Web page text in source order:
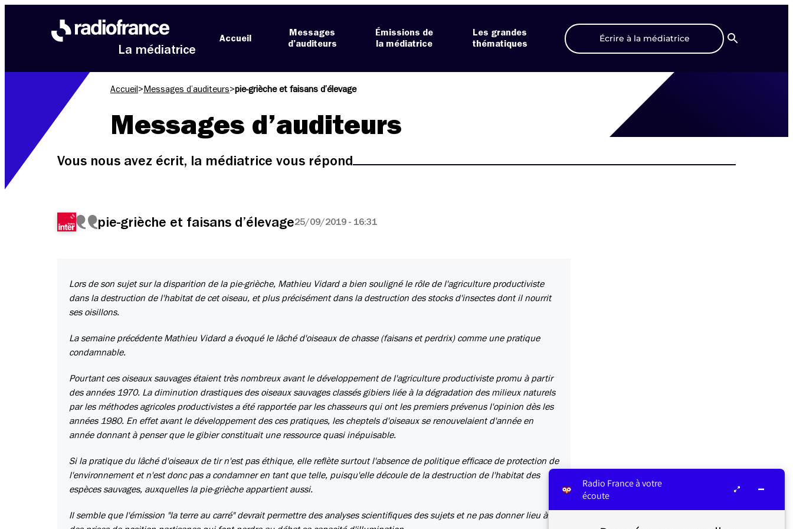
La médiatrice
Accueil
Messages
d’auditeurs
Émissions de
la médiatrice
Les grandes
thématiques
Écrire à la médiatrice
Recherche
Accueil > Messages d’auditeurs>pie-grièche et faisans d’élevage
Messages d’auditeurs
Vous nous avez écrit, la médiatrice vous répond
pie-grièche et faisans d’élevage25/09/2019 - 16:31
Lors de son sujet sur la disparition de la pie-grièche, Mathieu Vidard a bien souligné le rôle de l'agriculture productiviste
dans la destruction de l'habitat de cet oiseau, et plus précisément dans la destruction des stocks d'insectes dont il nourrit
ses oisillons.
La semaine précédente Mathieu Vidard a évoqué le lâché d'oiseaux de chasse (faisans et perdrix) comme une pratique
condamnable.
Pourtant ces oiseaux sauvages étaient très nombreux avant le développement de l'agriculture productiviste promu à partir
des années 1970. La diminution drastiques des oiseaux sauvages classés gibiers liée à la dégradation des milieux naturels
par les méthodes agricoles productivistes a été rapportée par les chasseurs qui ont les premiers prévenus l'opinion dès les
années 1980. En effet avant le développement des ces pratiques, les cheptels d'oiseaux se renouvelaient d'année en
année donnant à penser que le gibier constituait une ressource quasi inépuisable.
Si la pratique du lâché d'oiseaux de tir n'est pas éthique, elle reflète surtout l'absence de politique efficace de protection de
l'environnement et n'est donc pas a condamner en tant que telle, puisqu'elle découle de la destruction de l'habitat des
espèces sauvages, auxquelles la pie-grièche appartient aussi.
Il semble que l'émission "la terre au carré" devrait permettre des analyses scientifiques des sujets et ne pas donner lieu à
Radio France à votre
écoute